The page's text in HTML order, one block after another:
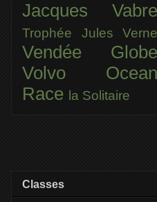
Jacques Vabre
Trophée Jules Verne
Vendée Globe
Volvo Ocean
Race la Solitaire
Classes